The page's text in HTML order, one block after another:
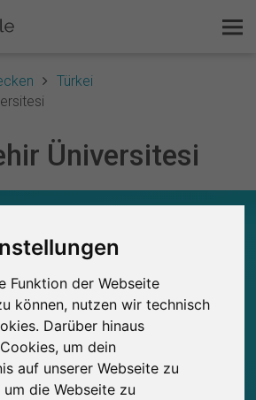
Funktion der Webseite
können, nutzen wir technisch
Darüber hinaus
um dein
auf unserer Webseite zu
die Webseite zu
Türkei
Üniversitesi
0
veröffentlichte
Studien
0 veröffentlichte
Studien
Das ist SurveyCircle
Forschung entdecken
FAQ
Kostenlos registrieren
Anmelden